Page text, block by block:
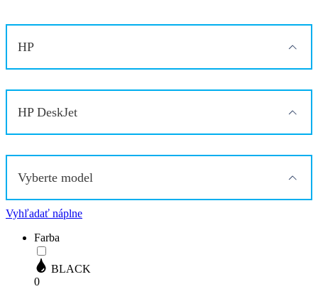
HP
HP DeskJet
Vyberte model
Vyhľadať náplne
Farba
BLACK
0